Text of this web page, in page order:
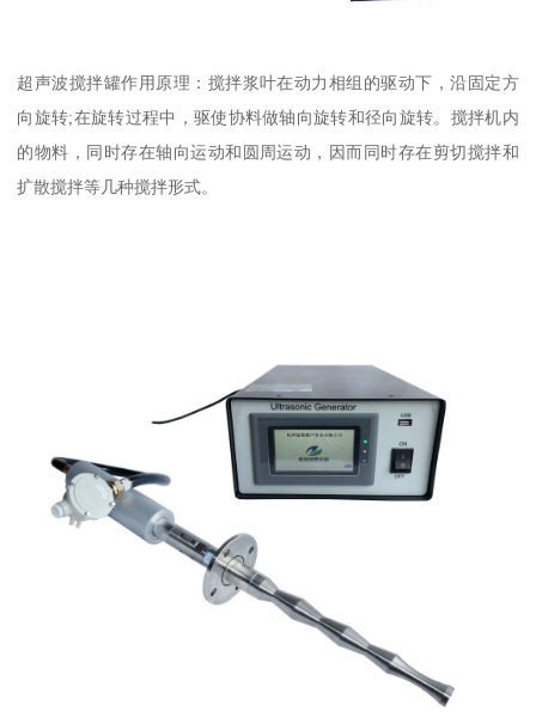
超声波搅拌罐作用原理：搅拌浆叶在动力相组的驱动下，沿固定方
向旋转;在旋转过程中，驱使协料做轴向旋转和径向旋转。搅拌机内
的物料，同时存在轴向运动和圆周运动，因而同时存在剪切搅拌和
扩散搅拌等几种搅拌形式。